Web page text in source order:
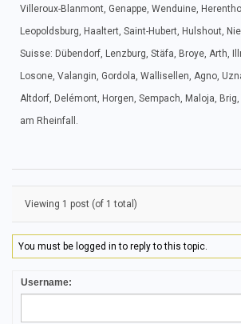
Villeroux-Blanmont, Genappe, Wenduine,
Leopoldsburg, Haaltert, Saint-Hubert, Hulshout,
Suisse: Dübendorf, Lenzburg, Stäfa, Broye, Arth,
Losone, Valangin, Gordola, Wallisellen, Agno,
Altdorf, Delémont, Horgen, Sempach, Maloja,
am Rheinfall.
Viewing 1 post (of 1 total)
You must be logged in to reply to this topic.
Username: